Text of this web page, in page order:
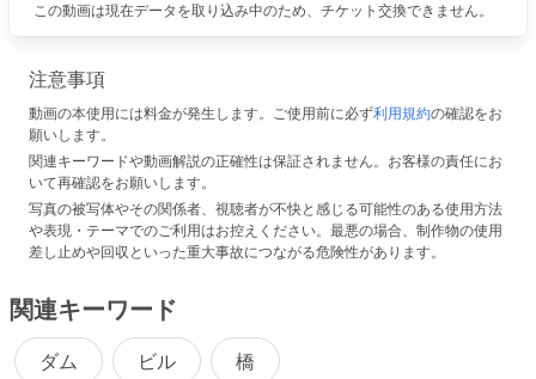
この動画は現在データを取り込み中のため、チケット交換できません。
注意事項
動画の本使用には料金が発生します。ご使用前に必ず利用規約の確認をお
願いします。
関連キーワードや動画解説の正確性は保証されません。お客様の責任にお
いて再確認をお願いします。
写真の被写体やその関係者、視聴者が不快と感じる可能性のある使用方法
や表現・テーマでのご利用はお控えください。最悪の場合、制作物の使用
差し止めや回収といった重大事故につながる危険性があります。
関連キーワード
ダム ビル 橋